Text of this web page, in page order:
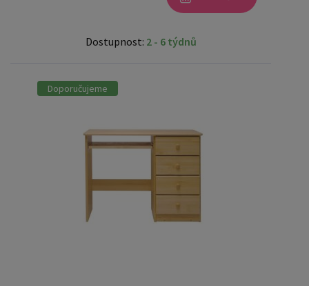
Dostupnost: 2 - 6 týdnů
Doporučujeme